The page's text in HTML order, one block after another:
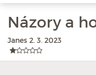
Názory a
Janes 2. 3. 2023